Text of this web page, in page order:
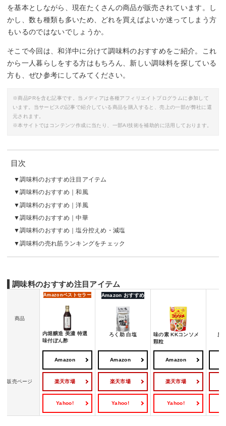
を基本としながら、現在たくさんの商品が販売されています。し
かし、数も種類も多いため、どれを買えばよいか迷ってしまう方
もいるのではないでしょうか。
そこで今回は、和洋中に分けて調味料のおすすめをご紹介。これ
から一人暮らしをする方はもちろん、新しい調味料を探している
方も、ぜひ参考にしてみてください。
※商品PRを含む記事です。当メディアは各種アフィリエイトプログラムに参加して
います。当サービスの記事で紹介している商品を購入すると、売上の一部が弊社に還
元されます。
※本サイトではコンテンツ作成に当たり、一部AI技術を補助的に活用しております。
目次
調味料のおすすめ注目アイテム
調味料のおすすめ｜和風
調味料のおすすめ｜洋風
調味料のおすすめ｜中華
調味料のおすすめ｜塩分控えめ・減塩
調味料の売れ筋ランキングをチェック
調味料のおすすめ注目アイテム
商品
Amazonベストセラー
内堀醸造 美濃 特選
味付ぽん酢
Amazon おすすめ
ろく助 白塩
味の素 KKコンソメ
顆粒
廣
販売ページ
Amazon
楽天市場
Yahoo!
Amazon
楽天市場
Yahoo!
Amazon
楽天市場
Yahoo!